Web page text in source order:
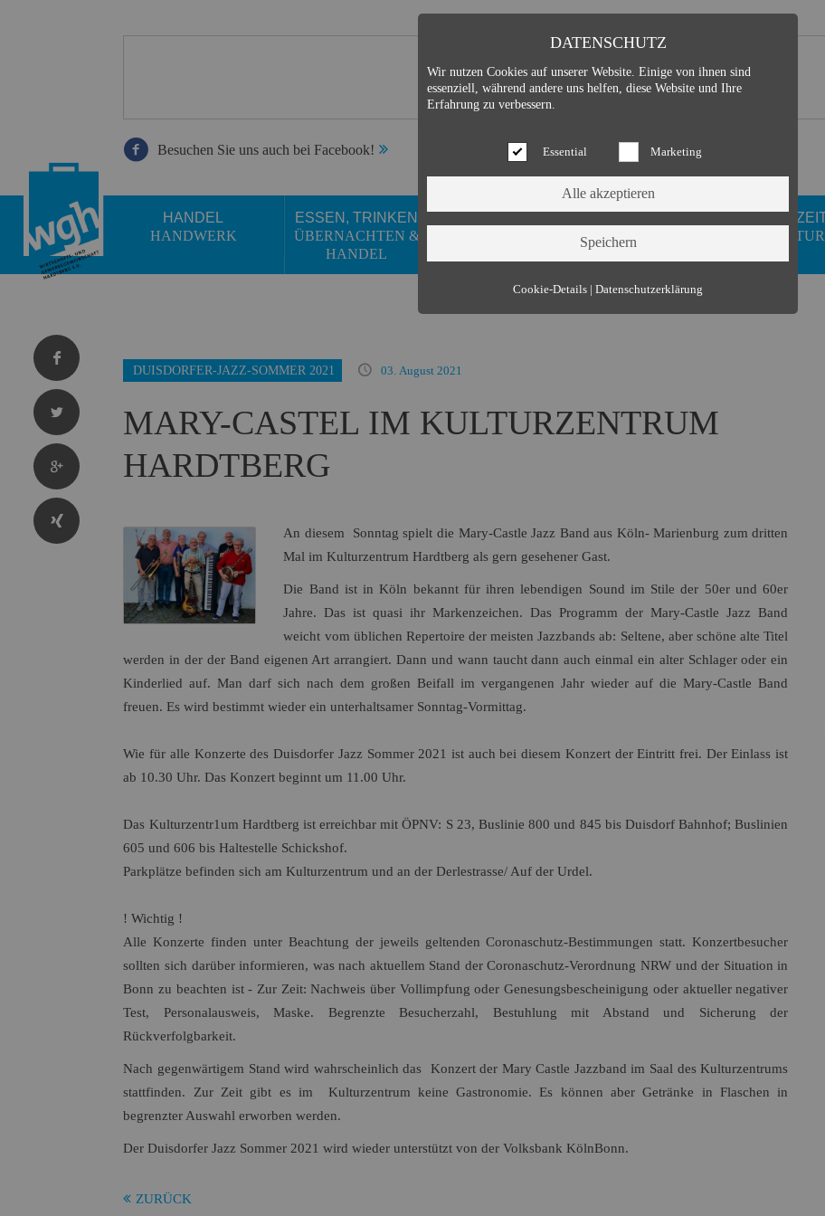
Besuchen Sie uns auch bei Facebook!
HANDEL
HANDWERK
ESSEN, TRINKEN
ÜBERNACHTEN &
HANDEL
KULTUR
DUISDORFER-JAZZ-SOMMER 2021 03. August 2021
MARY-CASTEL IM KULTURZENTRUM
HARDTBERG
An diesem Sonntag spielt die Mary-Castle Jazz Band aus Köln- Marienburg zum dritten
Mal im Kulturzentrum Hardtberg als gern gesehener Gast.
Die Band ist in Köln bekannt für ihren lebendigen Sound im Stile der 50er und 60er
Jahre. Das ist quasi ihr Markenzeichen. Das Programm der Mary-Castle Jazz Band
weicht vom üblichen Repertoire der meisten Jazzbands ab: Seltene, aber schöne alte Titel
werden in der der Band eigenen Art arrangiert. Dann und wann taucht dann auch einmal ein alter Schlager oder ein
Kinderlied auf. Man darf sich nach dem großen Beifall im vergangenen Jahr wieder auf die Mary-Castle Band
freuen. Es wird bestimmt wieder ein unterhaltsamer Sonntag-Vormittag.
Wie für alle Konzerte des Duisdorfer Jazz Sommer 2021 ist auch bei diesem Konzert der Eintritt frei. Der Einlass ist
ab 10.30 Uhr. Das Konzert beginnt um 11.00 Uhr.
Das Kulturzentr1um Hardtberg ist erreichbar mit ÖPNV: S 23, Buslinie 800 und 845 bis Duisdorf Bahnhof; Buslinien
605 und 606 bis Haltestelle Schickshof.
Parkplätze befinden sich am Kulturzentrum und an der Derlestrasse/ Auf der Urdel.
! Wichtig !
Alle Konzerte finden unter Beachtung der jeweils geltendenCoronaschutz-Bestimmungen statt. Konzertbesucher
sollten sich darüber informieren, was nach aktuellem Stand derCoronaschutz-Verordnung NRW und der Situation in
Bonn zu beachten ist - Zur Zeit: Nachweis über Vollimpfung oder Genesungsbescheinigung oder aktueller negativer
Test, Personalausweis, Maske. Begrenzte Besucherzahl, Bestuhlung mit Abstand und Sicherung der
Rückverfolgbarkeit.
Nach gegenwärtigem Stand wird wahrscheinlich das Konzert der Mary Castle Jazzband im Saal des Kulturzentrums
stattfinden. Zur Zeit gibt es im Kulturzentrum keine Gastronomie. Es können aber Getränke in Flaschen in
begrenzter Auswahl erworben werden.
Der Duisdorfer Jazz Sommer 2021 wird wieder unterstützt von der Volksbank KölnBonn.
ZURÜCK
DATENSCHUTZ
Wir nutzen Cookies auf unserer Website. Einige von ihnen sind
essenziell, während andere uns helfen, diese Website und Ihre
Erfahrung zu verbessern.
Essential Marketing
Essential (3)
Name:
Cookie Hinweis
Name:
Session
Zweck:
Speichert die aktuelle Session des Besuchers
Zweck:
Speichert die Auflösung des Browserfensters
Cookie-Details | Datenschutzerklärung